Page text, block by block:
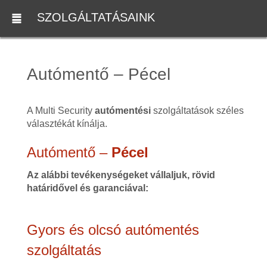
SZOLGÁLTATÁSAINK
Autómentő – Pécel
A Multi Security autómentésiszolgáltatások széles
választékát kínálja.
Autómentő – Pécel
Az alábbi tevékenységeket vállaljuk, rövid
határidővel és garanciával:
Gyors és olcsó autómentés
szolgáltatás